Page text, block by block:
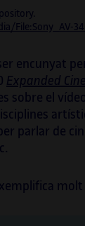
encunyat
Expanded
sobre el
parlar de
molt